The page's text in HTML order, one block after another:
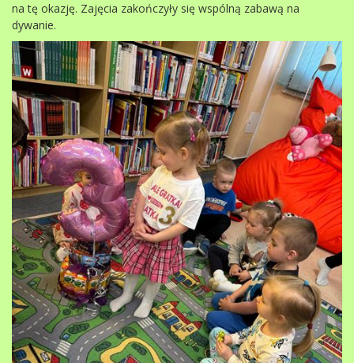
na tę okazję. Zajęcia zakończyły się wspólną zabawą na
dywanie.